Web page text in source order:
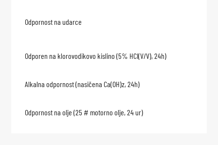
Odpornost na udarce
Odporen na klorovodikovo kislino (5% HCI(V/V), 24h)
Alkalna odpornost (nasičena Ca(OH)z, 24h)
Odpornost na olje (25 # motorno olje, 24 ur)